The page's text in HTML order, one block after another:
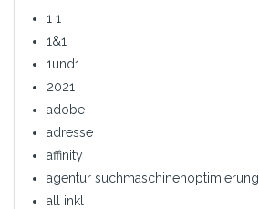
1 1
1&1
1und1
2021
adobe
adresse
affinity
agentur suchmaschinenoptimierung
all inkl